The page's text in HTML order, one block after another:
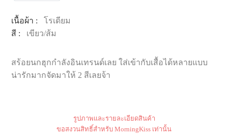
เนื้อผ้า :โรเดียม
สี : เขียว/ส้ม
สร้อยนกฮุกกำลังอินเทรนด์เลย ใส่เข้ากับเสื้อได้หลายแบบ
น่ารักมากจัดมาให้ 2 สีเลยจ้า
รูปภาพและรายละเอียดสินค้า
ขอสงวนสิทธิ์สำหรับ MorningKiss เท่านั้น